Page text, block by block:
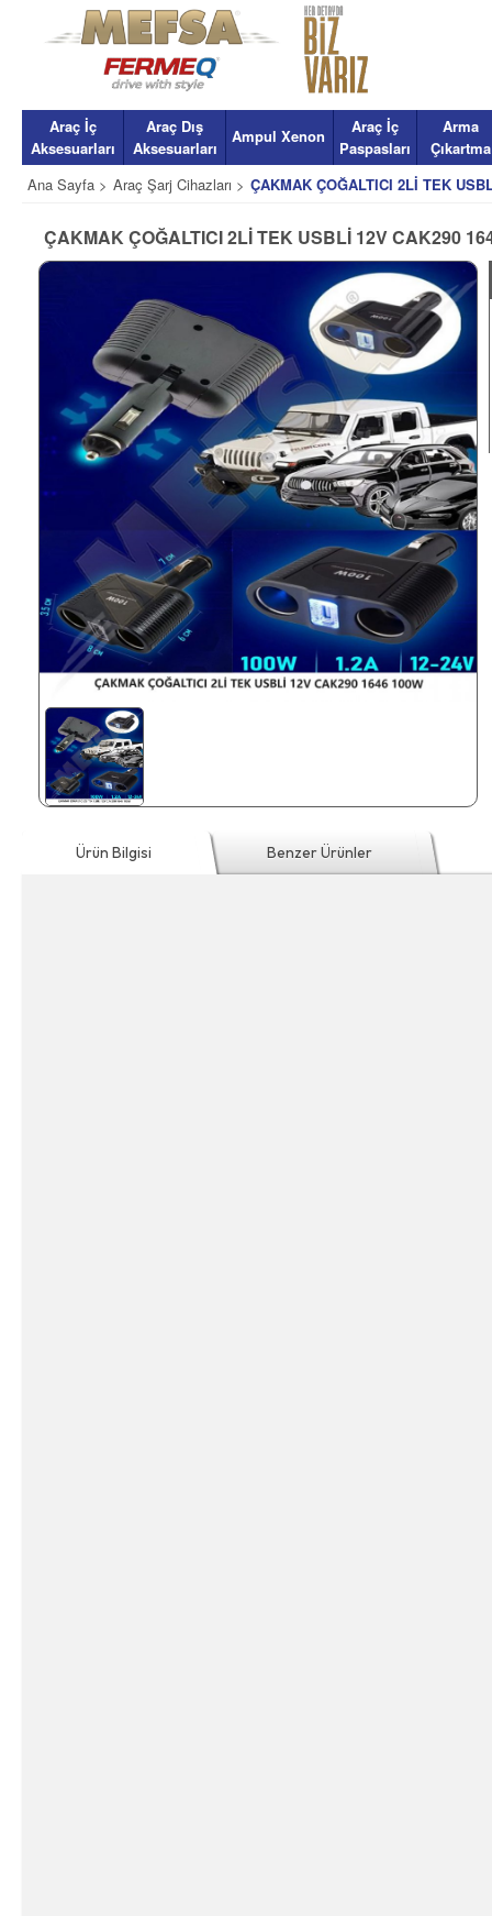
Araç İç
Aksesuarları
Araç Dış
Aksesuarları
Ampul Xenon
Araç İç
Paspasları
Arma
Çıkartma
Ana Sayfa > Araç Şarj Cihazları > ÇAKMAK ÇOĞALTICI 2Lİ TEK
ÇAKMAK ÇOĞALTICI 2Lİ TEK USBLİ 12V CAK290
Ürün Bilgisi Benzer Ürünler